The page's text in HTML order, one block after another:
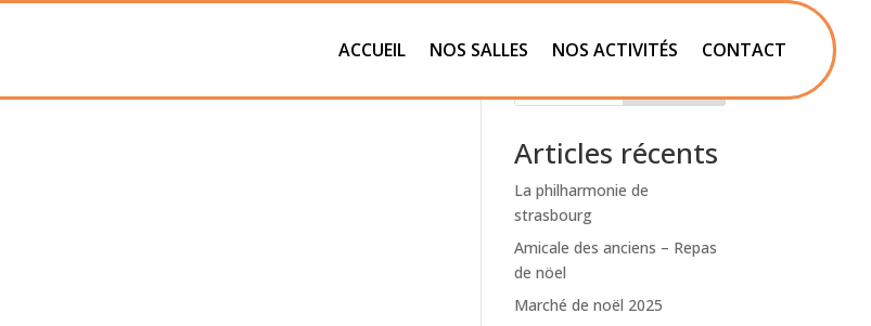
ACCUEIL NOS SALLES NOS ACTIVITÉS CONTACT
Articles récents
La philharmonie de
strasbourg
Amicale des anciens – Repas
de nöel
Marché de noël 2025